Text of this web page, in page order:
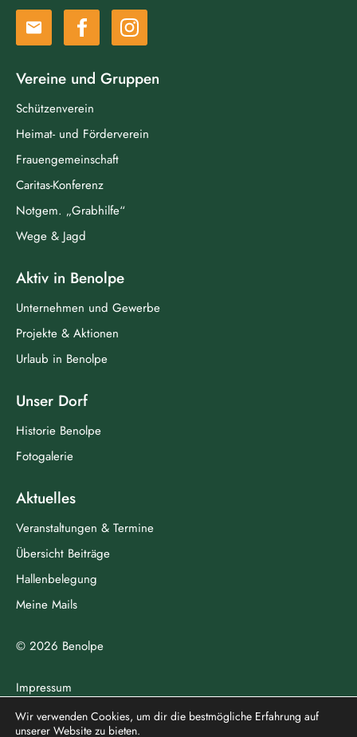
email
Vereine und Gruppen
Schützenverein
Heimat- und Förderverein
Frauengemeinschaft
Caritas-Konferenz
Notgem. „Grabhilfe“
Wege & Jagd
Aktiv in Benolpe
Unternehmen und Gewerbe
Projekte & Aktionen
Urlaub in Benolpe
Unser Dorf
Historie Benolpe
Fotogalerie
Aktuelles
Veranstaltungen & Termine
Übersicht Beiträge
Hallenbelegung
Meine Mails
© 2026 Benolpe
Impressum
Datenschutz
Wir verwenden Cookies, um dir die bestmögliche Erfahrung auf
unserer Website zu bieten.